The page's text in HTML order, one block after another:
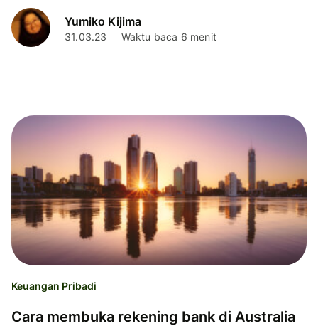
Yumiko Kijima
31.03.23 Waktu baca 6 menit
Keuangan Pribadi
Cara membuka rekening bank di Australia